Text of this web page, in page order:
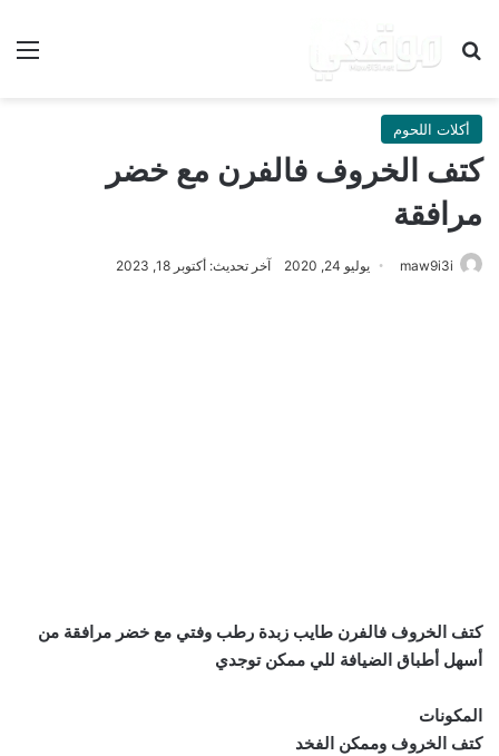
بحث عن
أكلات اللحوم
كتف الخروف فالفرن مع خضر
مرافقة
maw9i3i يوليو 24, 2020 آخر تحديث: أكتوبر 18, 2023
كتف الخروف فالفرن طايب زبدة رطب وفتي مع خضر مرافقة من
أسهل أطباق الضيافة للي ممكن توجدي
المكونات
كتف الخروف وممكن الفخد